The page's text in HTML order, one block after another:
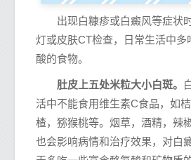
出现白糠疹或白癜风等症状
灯或皮肤CT检查，日常生活中多
酸的食物。
肚皮上五处米粒大小白斑。
活中不能食用维生素C食品，如
楂，猕猴桃等。烟草，酒精，辣
也会影响病情和治疗效果，对白